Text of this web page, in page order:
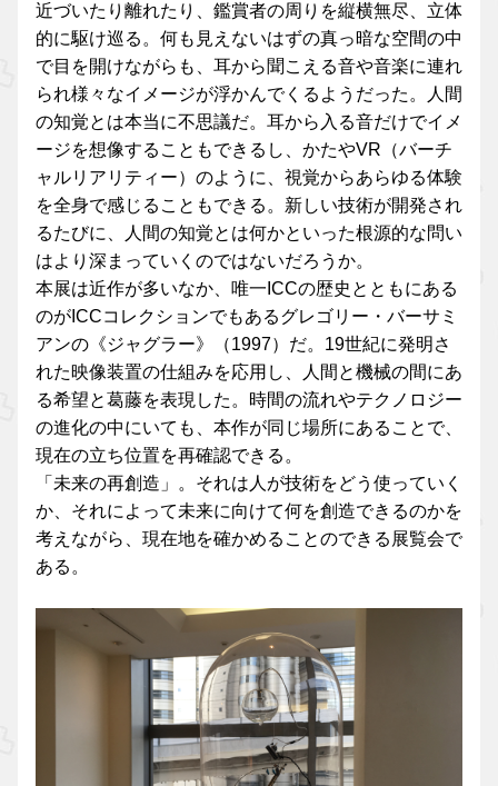
近づいたり離れたり、鑑賞者の周りを縦横無尽、立体
的に駆け巡る。何も見えないはずの真っ暗な空間の中
で目を開けながらも、耳から聞こえる音や音楽に連れ
られ様々なイメージが浮かんでくるようだった。人間
の知覚とは本当に不思議だ。耳から入る音だけでイメ
ージを想像することもできるし、かたやVR（バーチ
ャルリアリティー）のように、視覚からあらゆる体験
を全身で感じることもできる。新しい技術が開発され
るたびに、人間の知覚とは何かといった根源的な問い
はより深まっていくのではないだろうか。
本展は近作が多いなか、唯一ICCの歴史とともにある
のがICCコレクションでもあるグレゴリー・バーサミ
アンの《ジャグラー》（1997）だ。19世紀に発明さ
れた映像装置の仕組みを応用し、人間と機械の間にあ
る希望と葛藤を表現した。時間の流れやテクノロジー
の進化の中にいても、本作が同じ場所にあることで、
現在の立ち位置を再確認できる。
「未来の再創造」。それは人が技術をどう使っていく
か、それによって未来に向けて何を創造できるのかを
考えながら、現在地を確かめることのできる展覧会で
ある。